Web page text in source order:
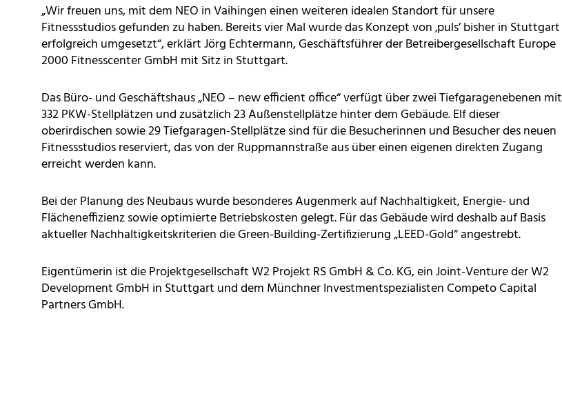
„Wir freuen uns, mit dem NEO in Vaihingen einen weiteren idealen Standort für unsere
Fitnessstudios gefunden zu haben. Bereits vier Mal wurde das Konzept von ‚puls’ bisher in Stuttgart
erfolgreich umgesetzt“, erklärt Jörg Echtermann, Geschäftsführer der Betreibergesellschaft Europe
2000 Fitnesscenter GmbH mit Sitz in Stuttgart.
Das Büro- und Geschäftshaus „NEO – new efficient office“ verfügt über zwei Tiefgaragenebenen mit
332 PKW-Stellplätzen und zusätzlich 23 Außenstellplätze hinter dem Gebäude. Elf dieser
oberirdischen sowie 29 Tiefgaragen-Stellplätze sind für die Besucherinnen und Besucher des neuen
Fitnessstudios reserviert, das von der Ruppmannstraße aus über einen eigenen direkten Zugang
erreicht werden kann.
Bei der Planung des Neubaus wurde besonderes Augenmerk auf Nachhaltigkeit, Energie- und
Flächeneffizienz sowie optimierte Betriebskosten gelegt. Für das Gebäude wird deshalb auf Basis
aktueller Nachhaltigkeitskriterien die Green-Building-Zertifizierung „LEED-Gold“ angestrebt.
Eigentümerin ist die Projektgesellschaft W2 Projekt RS GmbH & Co. KG, ein Joint-Venture der W2
Development GmbH in Stuttgart und dem Münchner Investmentspezialisten Competo Capital
Partners GmbH.